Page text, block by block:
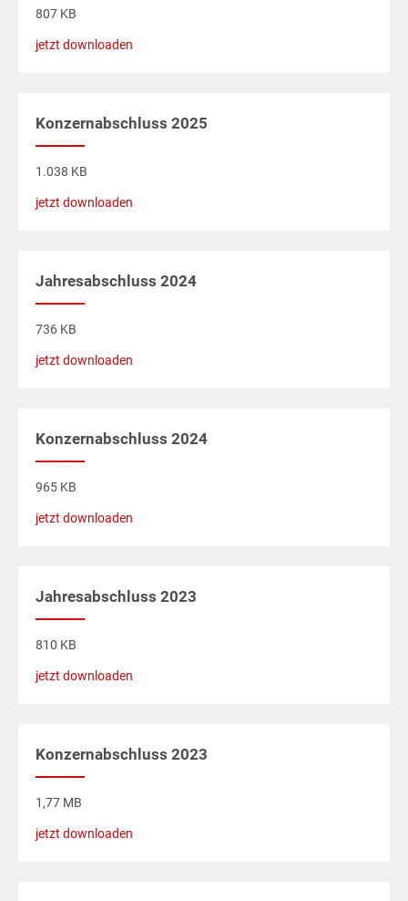
807 KB
jetzt downloaden
Konzernabschluss 2025
1.038 KB
jetzt downloaden
Jahresabschluss 2024
736 KB
jetzt downloaden
Konzernabschluss 2024
965 KB
jetzt downloaden
Jahresabschluss 2023
810 KB
jetzt downloaden
Konzernabschluss 2023
1,77 MB
jetzt downloaden